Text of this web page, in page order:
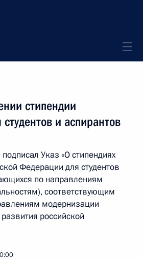
стипендии
и аспирантов
Указ «О стипендиях
Федерации для студентов
по направлениям
соответствующим
модернизации
российской